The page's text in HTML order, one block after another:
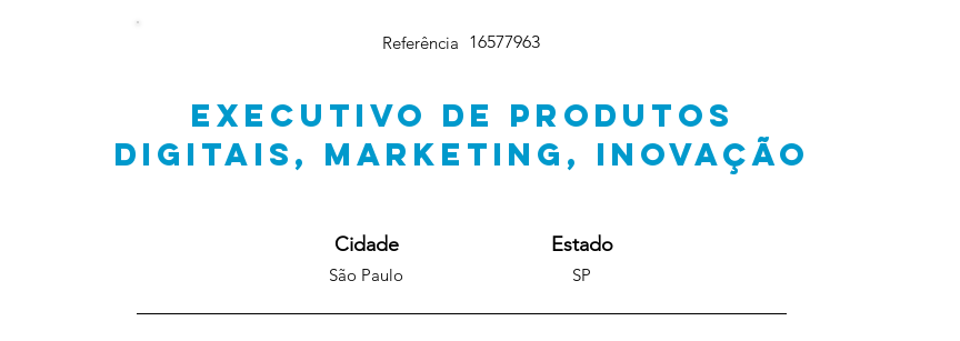
Referência 16577963
EXECUTIVO DE PRODUTOS
DIGITAIS, MARKETING, INOVAÇÃO
São Paulo
Cidade Estado
SP